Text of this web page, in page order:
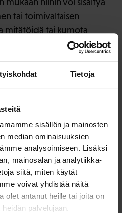
Tietoja
sisällön ja mainosten
median ominaisuuksien
analysoimiseen. Lisäksi
mainosalan ja analytiikka-
siitä, miten käytät
voivat yhdistää näitä
olet antanut heille tai joita on
palvelujaan.
tai toimivaltaisen
mitätöidä tai kumota
vastaisesti tehty
seuraamusjärjestelmässä
viittausta ei ole esitetty
kohdassa. Suhteessa
ei ole kuvattu
analysoitu sitä, täyttäisikö
direktiivin
Tämä korostuu etenkin
option
eivät enää täyttyisi. SAK:n